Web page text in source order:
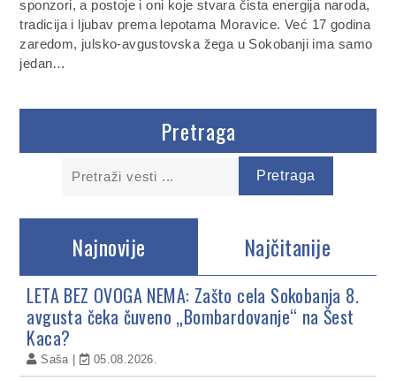
sponzori, a postoje i oni koje stvara čista energija naroda,
tradicija i ljubav prema lepotama Moravice. Već 17 godina
zaredom, julsko-avgustovska žega u Sokobanji ima samo
jedan…
Pretraga
Najnovije Najčitanije
LETA BEZ OVOGA NEMA: Zašto cela Sokobanja 8.
avgusta čeka čuveno „Bombardovanje“ na Šest
Kaca?
Saša 05.08.2026.